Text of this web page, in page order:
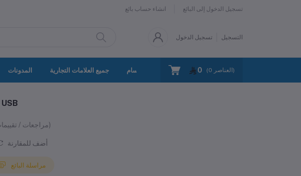
انشاء حساب بائع تسجيل الدخول إلى البائع
تسجيل الدخول التسجيل
المدونات جميع العلامات التجارية جميع الأقسام اتصل بنا سياسة الخصوصية 0 (0 العناصر)
مصيدة الحشرات بمنفذ USB
(0 مراجعات / تقييمات)
أضف للمقارنة
مراسلة البائع